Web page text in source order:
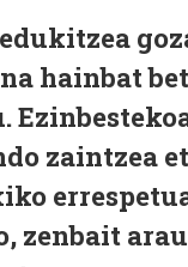
hainbat
zaintzea
zenbait